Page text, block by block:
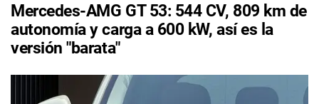
Mercedes-AMG GT 53: 544 CV, 809 km de
autonomía y carga a 600 kW, así es la
versión "barata"